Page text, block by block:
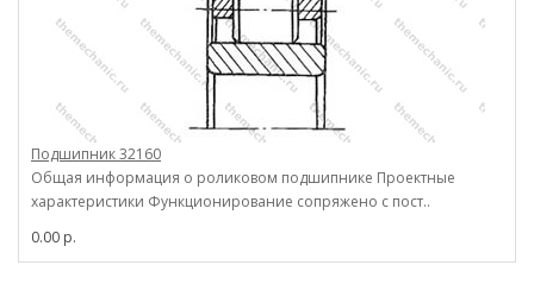
Подшипник 32160
Общая информация о роликовом подшипнике Проектные
характеристики Функционирование сопряжено с пост..
0.00 р.